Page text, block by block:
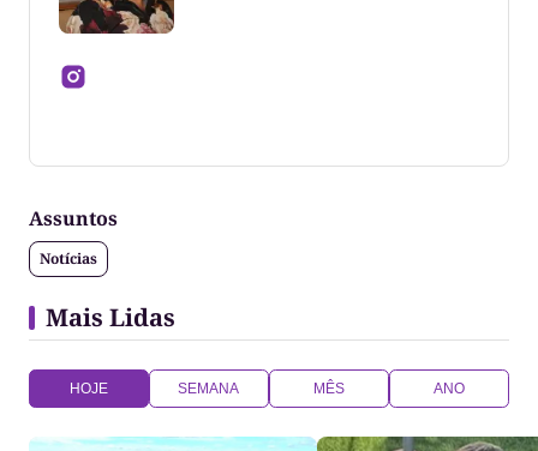
Tocantins
Assuntos
Notícias
Mais Lidas
HOJE SEMANA MÊS ANO